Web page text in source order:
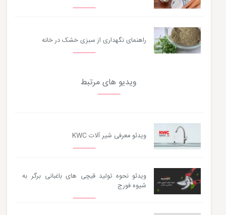
راهنمای نگهداری از سبزی خشک در خانه
ویدیو های مرتبط
ویدئو معرفی شیر آلات KWC
ویدئو نحوه تولید قیچی های باغبانی برگر به
شیوه فورج